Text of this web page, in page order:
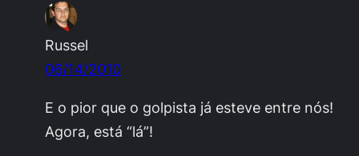
Russel
06/14/2010
E o pior que o golpista já esteve entre nós!
Agora, está “lá”!